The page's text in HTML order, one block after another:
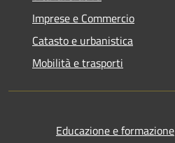
Imprese e Commercio
Catasto e urbanistica
Mobilità e trasporti
Educazione e formazione